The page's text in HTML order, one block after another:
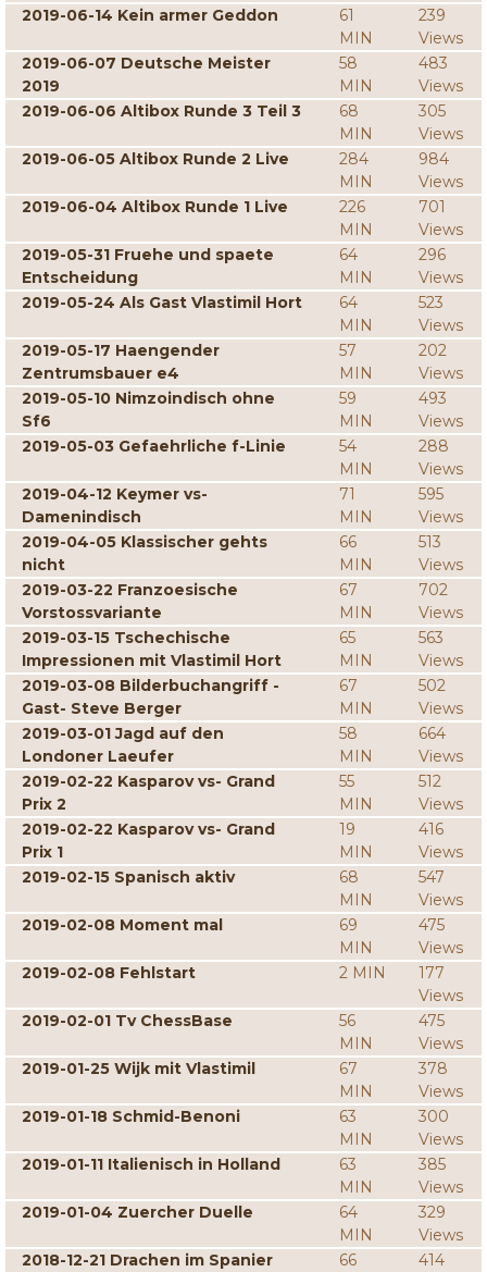
2019-06-14 Kein armer Geddon
61
MIN
239
Views
2019-06-07 Deutsche Meister
2019
58
MIN
483
Views
2019-06-06 Altibox Runde 3 Teil 3
68
MIN
305
Views
2019-06-05 Altibox Runde 2 Live
284
MIN
984
Views
2019-06-04 Altibox Runde 1 Live
226
MIN
701
Views
2019-05-31 Fruehe und spaete
Entscheidung
64
MIN
296
Views
2019-05-24 Als Gast Vlastimil Hort
64
MIN
523
Views
2019-05-17 Haengender
Zentrumsbauer e4
57
MIN
202
Views
2019-05-10 Nimzoindisch ohne
Sf6
59
MIN
493
Views
2019-05-03 Gefaehrliche f-Linie
54
MIN
288
Views
2019-04-12 Keymer vs-
Damenindisch
71
MIN
595
Views
2019-04-05 Klassischer gehts
nicht
66
MIN
513
Views
2019-03-22 Franzoesische
Vorstossvariante
67
MIN
702
Views
2019-03-15 Tschechische
Impressionen mit Vlastimil Hort
65
MIN
563
Views
2019-03-08 Bilderbuchangriff -
Gast- Steve Berger
67
MIN
502
Views
2019-03-01 Jagd auf den
Londoner Laeufer
58
MIN
664
Views
2019-02-22 Kasparov vs- Grand
Prix 2
55
MIN
512
Views
2019-02-22 Kasparov vs- Grand
Prix 1
19
MIN
416
Views
2019-02-15 Spanisch aktiv
68
MIN
547
Views
2019-02-08 Moment mal
69
MIN
475
Views
2019-02-08 Fehlstart
2 MIN
177
Views
2019-02-01 Tv ChessBase
56
MIN
475
Views
2019-01-25 Wijk mit Vlastimil
67
MIN
378
Views
2019-01-18 Schmid-Benoni
63
MIN
300
Views
2019-01-11 Italienisch in Holland
63
MIN
385
Views
2019-01-04 Zuercher Duelle
64
MIN
329
Views
2018-12-21 Drachen im Spanier
66
414